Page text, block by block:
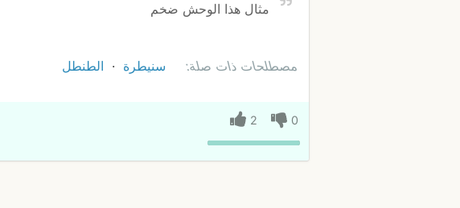
مثال هذا الوحش ضخم
مصطلحات ذات صلة: سنيطرة الطنطل
0
2